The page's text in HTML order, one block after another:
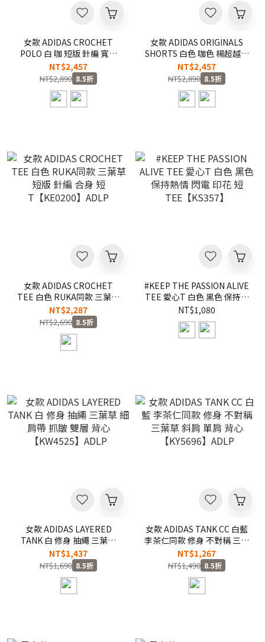
女款 ADIDAS CROCHET
POLO 白 咖 短版 針編 寬鬆
短T POLO衫
【KC6490/KE0198】ADLP
NT$2,457
NT$2,890 8.5折
女款 ADIDAS ORIGINALS
SHORTS 白色 咖色 楊超越同
款 三葉草 簍空 針編 短褲
【KC6477/KE0197】ADLP
NT$2,457
NT$2,890 8.5折
女款 ADIDAS CROCHET
TEE 白色 RUKA同款 三葉草
短版 針編 合身 短
T【KE0200】ADLP
NT$2,287
NT$2,690 8.5折
#KEEP THE PASSION ALIVE
TEE 愛心T 白色 黑色 保持熱
情 閃電 印花 短
TEE【KS357】
NT$1,080
女款 ADIDAS LAYERED
TANK 白 修身 抽繩 三葉草
細肩帶 抓皺 雙層 背心
【KW4525】ADLP
NT$1,437
NT$1,690 8.5折
女款 ADIDAS TANK CC 白藍
李茶仁同款 修身 不對稱 三葉
草 斜肩 單肩 背心
【KY5696】ADLP
NT$1,267
NT$1,490 8.5折